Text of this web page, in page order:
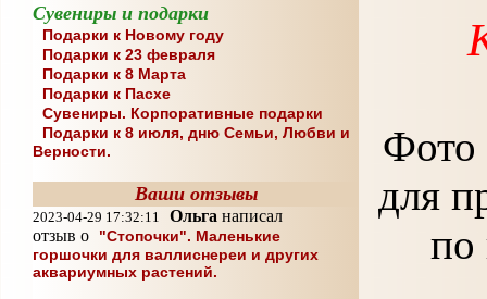
Сувениры и подарки
Подарки к Новому году
Подарки к 23 февраля
Подарки к 8 Марта
Подарки к Пасхе
Сувениры. Корпоративные подарки
Подарки к 8 июля, дню Семьи, Любви и
Верности.
Ваши отзывы
2023-04-29 17:32:11 Ольга написал
отзыв о
"Стопочки". Маленькие
горшочки для валлиснереи и других
аквариумных растений.
Фото
для
по